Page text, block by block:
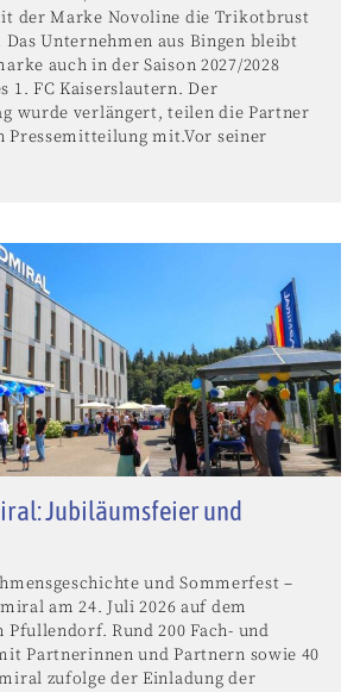
der Marke Novoline die Trikotbrust
Das Unternehmen aus Bingen bleibt
auch in der Saison 2027/2028
1. FC Kaiserslautern. Der
wurde verlängert, teilen die Partner
Pressemitteilung mit.Vor seiner
Jubiläumsfeier und
und Sommerfest –
am 24. Juli 2026 auf dem
Pfullendorf. Rund 200 Fach- und
Partnerinnen und Partnern sowie 40
zufolge der Einladung der